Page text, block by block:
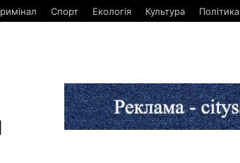
Спорт Екологія Культура Політика